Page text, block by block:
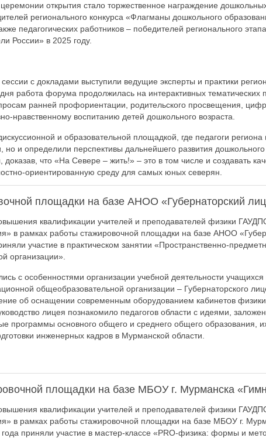
открытия стало торжественное награждение
регионального конкурса «Флагманы дошкольного
педагогических работников – победителей регионального
России» в 2025 году.
с докладами выступили ведущие эксперты и практики
работа форума продолжилась на интерактивных тематических
ранней профориентации, родительского просвещения,
нравственному воспитанию детей дошкольного возраста.
и образовательной площадкой, где педагоги
но и определили перспективы дальнейшего развития
что «На Севере – жить!» – это в том числе и создавать
ориентированную среду для самых юных северян.
площадки на базе АНОО «Губернаторский
квалификации учителей и преподавателей физики
в рамках работы стажировочной площадки на базе АНОО
участие в практическом занятии «Пространственно-
организации».
с особенностями организации учебной деятельности
общеобразовательной организации – Губернаторского
об оснащении современным оборудованием кабинетов
лицея познакомило педагогов области с идеями,
программы основного общего и среднего общего образования,
инженерных кадров в Мурманской области.
площадки на базе МБОУ г. Мурманска
квалификации учителей и преподавателей физики
в рамках работы стажировочной площадки на базе МБОУ г.
приняли участие в мастер-классе «PRO-физика: формы и